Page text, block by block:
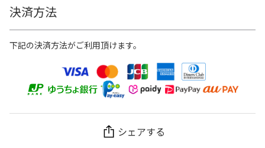
決済方法
下記の決済方法がご利用頂けます。
シェアする